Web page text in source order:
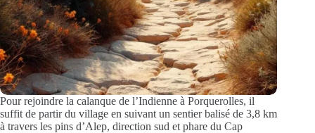
Pour rejoindre la calanque de l’Indienne à Porquerolles, il
suffit de partir du village en suivant un sentier balisé de 3,8 km
à travers les pins d’Alep, direction sud et phare du Cap